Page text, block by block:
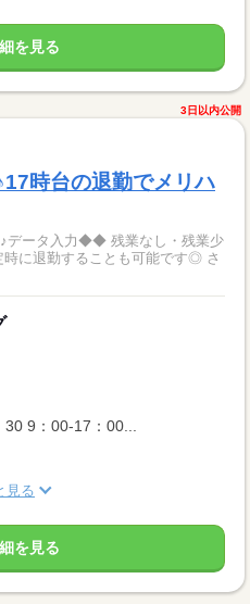
を見る
3日以内公開
時台の退勤でメリハ
残業なし・残業少
に退勤することも可能です◎ さ
30 9：00-17：00...
見る
を見る